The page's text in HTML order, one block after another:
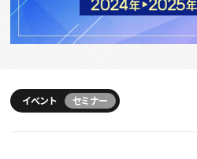
特集求人
採用説明会
転職支援サービス
CONTENTS
スキルアップしたい！ トップ
デザイン
動画配信・映像制作
TOP Creator’s コラム
イベント セミナー